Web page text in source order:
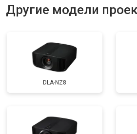
Другие модели
DLA-NZ8